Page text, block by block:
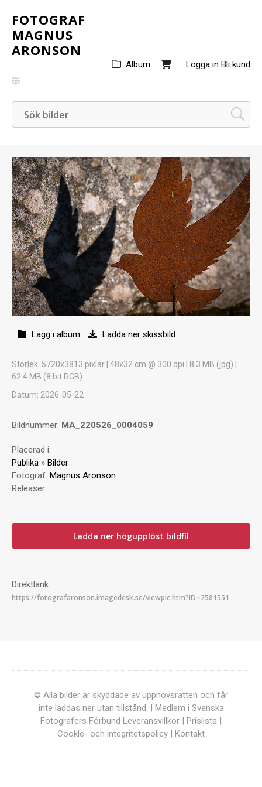
FOTOGRAF
MAGNUS
ARONSON
Logga in Bli kund
Album
Lägg i album Ladda ner skissbild
Storlek: 5720x3813 pixlar | 48x32 cm @ 300 dpi | 8.3 MB (jpg) |
62.4 MB (8 bit RGB)
Datum: 2026-05-22
Bildnummer: MA_220526_0004059
Placerad i:
Publika » Bilder
Fotograf: Magnus Aronson
Releaser:
Ladda ner högupplöst bildfil
Direktlänk
© Alla bilder är skyddade av upphovsrätten och får
inte laddas ner utan tillstånd. | Medlem i Svenska
Fotografers Förbund Leveransvillkor | Prislista |
Cookle- och integritetspolicy | Kontakt